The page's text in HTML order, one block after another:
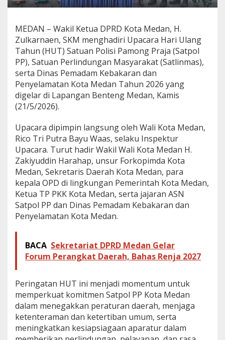
S
p
o
l
P
P
B
e
r
a
S
a
t
l
i
n
m
a
s
D
a
a
r
M
e
d
a
MEDAN – Wakil Ketua DPRD Kota Medan, H.
Zulkarnaen, SKM menghadiri Upacara Hari Ulang
Tahun (HUT) Satuan Polisi Pamong Praja (Satpol
PP), Satuan Perlindungan Masyarakat (Satlinmas),
serta Dinas Pemadam Kebakaran dan
Penyelamatan Kota Medan Tahun 2026 yang
digelar di Lapangan Benteng Medan, Kamis
(21/5/2026).
Upacara dipimpin langsung oleh Wali Kota Medan,
Rico Tri Putra Bayu Waas, selaku Inspektur
Upacara. Turut hadir Wakil Wali Kota Medan H.
Zakiyuddin Harahap, unsur Forkopimda Kota
Medan, Sekretaris Daerah Kota Medan, para
kepala OPD di lingkungan Pemerintah Kota Medan,
Ketua TP PKK Kota Medan, serta jajaran ASN
Satpol PP dan Dinas Pemadam Kebakaran dan
Penyelamatan Kota Medan.
BACA Sekretariat DPRD Medan Gelar
Forum Perangkat Daerah, Bahas Renja 2027
Peringatan HUT ini menjadi momentum untuk
memperkuat komitmen Satpol PP Kota Medan
dalam menegakkan peraturan daerah, menjaga
ketenteraman dan ketertiban umum, serta
meningkatkan kesiapsiagaan aparatur dalam